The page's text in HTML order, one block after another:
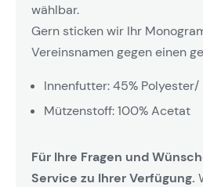
wählbar.
Gern sticken wir Ihr
Vereinsnamen gegen einen
Innenfutter: 45% Polyester/
Mützenstoff: 100% Acetat
Für Ihre Fragen und
Service zu Ihrer Verfügung.